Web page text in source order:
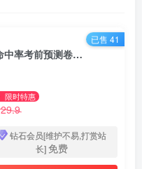
2024 上海市公务员考试：5 套高命中率考前预测卷&详解2024 上海公务员考试预测卷下载｜5 套考前真题强化训练
限时特惠
29.9
钻石会员[维护不易,打赏站
长] 免费
已售 41